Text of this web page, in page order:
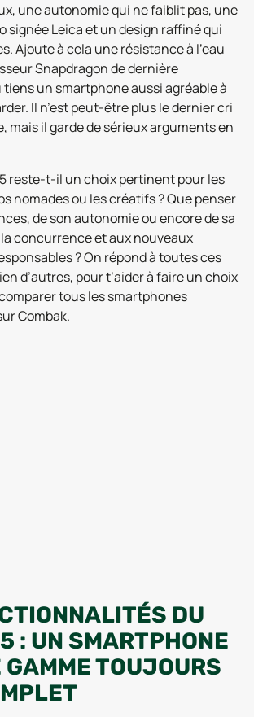
une autonomie qui ne faiblit pas, une
signée Leica et un design raffiné qui
Ajoute à cela une résistance à l’eau
Snapdragon de dernière
un smartphone aussi agréable à
Il n’est peut-être plus le dernier cri
mais il garde de sérieux arguments en
reste-t-il un choix pertinent pour les
nomades ou les créatifs ? Que penser
de son autonomie ou encore de sa
concurrence et aux nouveaux
? On répond à toutes ces
d’autres, pour t’aider à faire un choix
tous les smartphones
Combak.
DU
: UN SMARTPHONE
GAMME TOUJOURS